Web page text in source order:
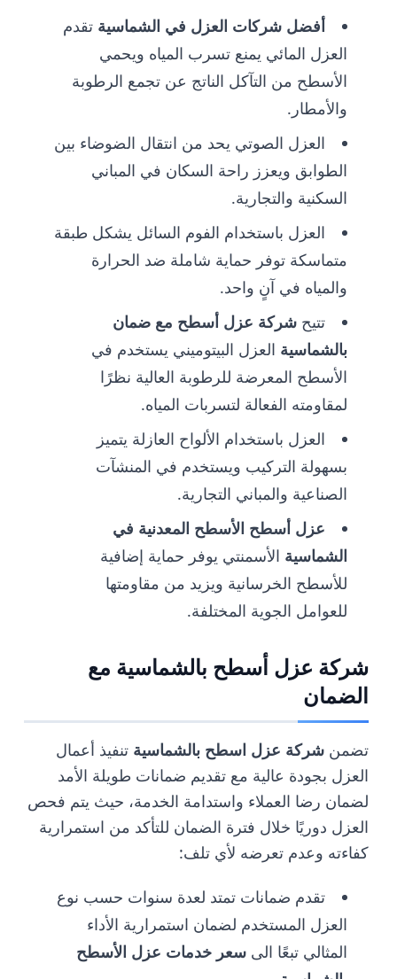
أفضل شركات العزل في الشماسية تقدم
العزل المائي يمنع تسرب المياه ويحمي
الأسطح من التآكل الناتج عن تجمع الرطوبة
والأمطار.
العزل الصوتي يحد من انتقال الضوضاء بين
الطوابق ويعزز راحة السكان في المباني
السكنية والتجارية.
العزل باستخدام الفوم السائل يشكل طبقة
متماسكة توفر حماية شاملة ضد الحرارة
والمياه في آنٍ واحد.
تتيح شركة عزل أسطح مع ضمان
بالشماسية العزل البيتوميني يستخدم في
الأسطح المعرضة للرطوبة العالية نظرًا
لمقاومته الفعالة لتسربات المياه.
العزل باستخدام الألواح العازلة يتميز
بسهولة التركيب ويستخدم في المنشآت
الصناعية والمباني التجارية.
عزل أسطح الأسطح المعدنية في
الشماسية الأسمنتي يوفر حماية إضافية
للأسطح الخرسانية ويزيد من مقاومتها
للعوامل الجوية المختلفة.
شركة عزل أسطح بالشماسية مع
الضمان
تضمن شركة عزل اسطح بالشماسية تنفيذ أعمال
العزل بجودة عالية مع تقديم ضمانات طويلة الأمد
لضمان رضا العملاء واستدامة الخدمة، حيث يتم فحص
العزل دوريًا خلال فترة الضمان للتأكد من استمرارية
كفاءته وعدم تعرضه لأي تلف:
تقدم ضمانات تمتد لعدة سنوات حسب نوع
العزل المستخدم لضمان استمرارية الأداء
المثالي تبعًا الى سعر خدمات عزل الأسطح